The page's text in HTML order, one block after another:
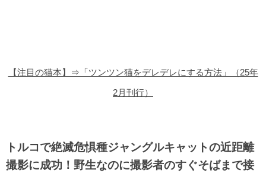
【注目の猫本】⇒「ツンツン猫をデレデレにする方法」（25年
2月刊行）
トルコで絶滅危惧種ジャングルキャットの近距離
撮影に成功！野生なのに撮影者のすぐそばまで接
猫のゲーム・アプリ
猫のフリー写真素材